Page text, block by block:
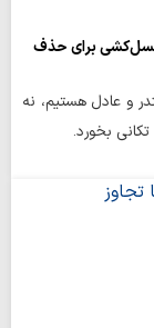
برای حذف
و عادل هستیم، نه
بخورد.